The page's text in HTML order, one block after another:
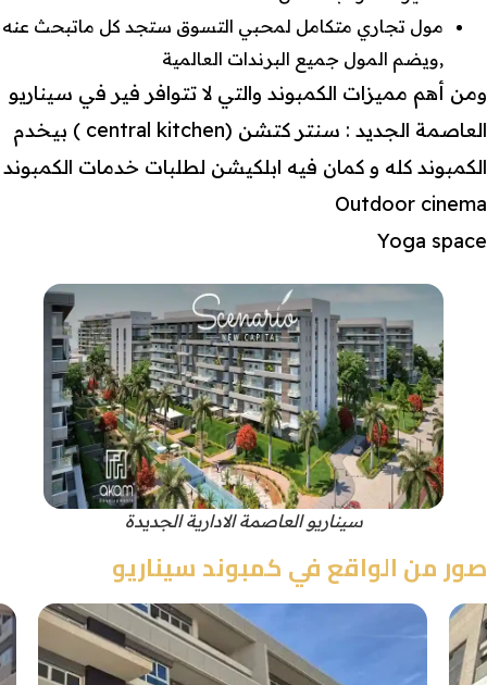
مول تجاري متكامل لمحبي التسوق ستجد كل ماتبحث عنه
,ويضم المول جميع البرندات العالمية
ومن أهم مميزات الكمبوند والتي لا تتوافر فير في سيناريو
العاصمة الجديد : سنتر كتشن (central kitchen ) بيخدم
الكمبوند كله و كمان فيه ابلكيشن لطلبات خدمات الكمبوند
Outdoor cinema
Yoga space
سيناريو العاصمة الادارية الجديدة
صور من الواقع في كمبوند سيناريو